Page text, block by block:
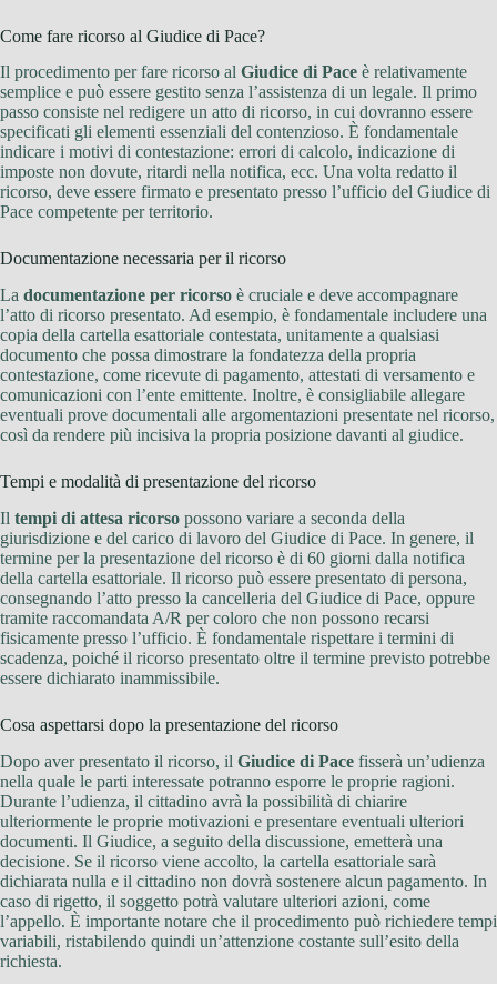
Come fare ricorso al Giudice di Pace?
Il procedimento per fare ricorso al Giudice di Pace è relativamente
semplice e può essere gestito senza l’assistenza di un legale. Il primo
passo consiste nel redigere un atto di ricorso, in cui dovranno essere
specificati gli elementi essenziali del contenzioso. È fondamentale
indicare i motivi di contestazione: errori di calcolo, indicazione di
imposte non dovute, ritardi nella notifica, ecc. Una volta redatto il
ricorso, deve essere firmato e presentato presso l’ufficio del Giudice di
Pace competente per territorio.
Documentazione necessaria per il ricorso
La documentazione per ricorso è cruciale e deve accompagnare
l’atto di ricorso presentato. Ad esempio, è fondamentale includere una
copia della cartella esattoriale contestata, unitamente a qualsiasi
documento che possa dimostrare la fondatezza della propria
contestazione, come ricevute di pagamento, attestati di versamento e
comunicazioni con l’ente emittente. Inoltre, è consigliabile allegare
eventuali prove documentali alle argomentazioni presentate nel ricorso,
così da rendere più incisiva la propria posizione davanti al giudice.
Tempi e modalità di presentazione del ricorso
Il tempi di attesa ricorso possono variare a seconda della
giurisdizione e del carico di lavoro del Giudice di Pace. In genere, il
termine per la presentazione del ricorso è di 60 giorni dalla notifica
della cartella esattoriale. Il ricorso può essere presentato di persona,
consegnando l’atto presso la cancelleria del Giudice di Pace, oppure
tramite raccomandata A/R per coloro che non possono recarsi
fisicamente presso l’ufficio. È fondamentale rispettare i termini di
scadenza, poiché il ricorso presentato oltre il termine previsto potrebbe
essere dichiarato inammissibile.
Cosa aspettarsi dopo la presentazione del ricorso
Dopo aver presentato il ricorso, il Giudice di Pace fisserà un’udienza
nella quale le parti interessate potranno esporre le proprie ragioni.
Durante l’udienza, il cittadino avrà la possibilità di chiarire
ulteriormente le proprie motivazioni e presentare eventuali ulteriori
documenti. Il Giudice, a seguito della discussione, emetterà una
decisione. Se il ricorso viene accolto, la cartella esattoriale sarà
dichiarata nulla e il cittadino non dovrà sostenere alcun pagamento. In
caso di rigetto, il soggetto potrà valutare ulteriori azioni, come
l’appello. È importante notare che il procedimento può richiedere tempi
variabili, ristabilendo quindi un’attenzione costante sull’esito della
richiesta.